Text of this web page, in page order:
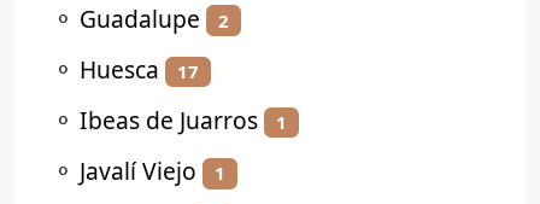
⚬ Guadalupe 2
⚬ Huesca 17
⚬ Ibeas de Juarros 1
⚬ Javalí Viejo 1